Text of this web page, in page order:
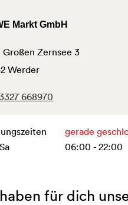
Markt GmbH
Großen Zernsee 3
Werder
668970
gerade
06:00 - 22:00
für dich